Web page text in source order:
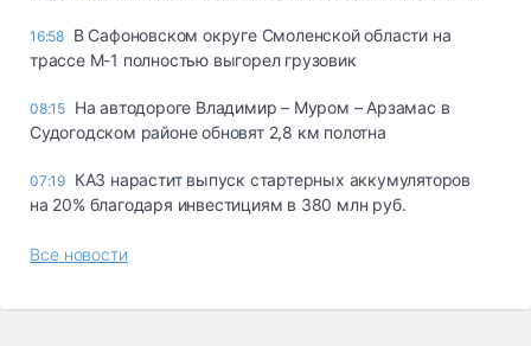
16:58 В Сафоновском округе Смоленской области на
трассе М-1 полностью выгорел грузовик
08:15 На автодороге Владимир – Муром – Арзамас в
Судогодском районе обновят 2,8 км полотна
07:19 КАЗ нарастит выпуск стартерных аккумуляторов
на 20% благодаря инвестициям в 380 млн руб.
Все новости